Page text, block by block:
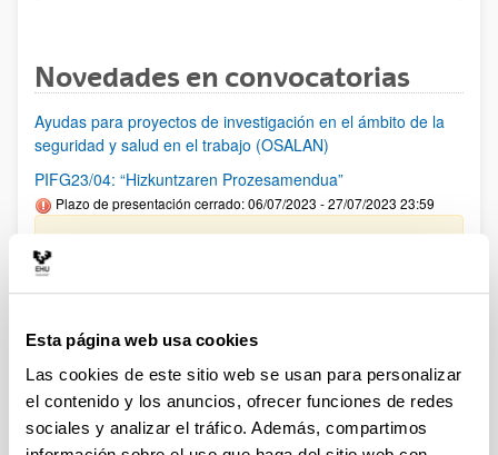
Esta página web usa cookies
Las cookies de este sitio web se usan para personalizar
el contenido y los anuncios, ofrecer funciones de redes
sociales y analizar el tráfico. Además, compartimos
Novedades en convocatorias
Ayudas para proyectos de investigación en el ámbito de la
seguridad y salud en el trabajo (OSALAN)
PIFG23/04: “Hizkuntzaren Prozesamendua”
Plazo de presentación cerrado: 06/07/2023 - 27/07/2023 23:59
Se ha publicado la propuesta de adjudicación.
PIFG22/71: “Prehistoria”
Se ha publicado la propuesta de adjudicación
PIFG23/08: “Alteraciones metabólicas implicadas en
progresión de enfermedad hepática”
Plazo de presentación cerrado: 11/07/2023 - 03/08/2023 23:59